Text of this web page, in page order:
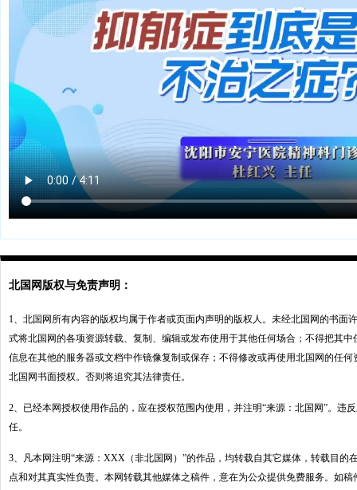
北国网版权与免责声明：
1、北国网所有内容的版权均属于作者或页面内声明的版权人。未经北国网的书面
式将北国网的各项资源转载、复制、编辑或发布使用于其他任何场合；不得把其
信息在其他的服务器或文档中作镜像复制或保存；不得修改或再使用北国网的任
北国网书面授权。否则将追究其法律责任。
2、已经本网授权使用作品的，应在授权范围内使用，并注明“来源：北国网”。违
任。
3、凡本网注明“来源：XXX（非北国网）”的作品，均转载自其它媒体，转载目的
点和对其真实性负责。本网转载其他媒体之稿件，意在为公众提供免费服务。如